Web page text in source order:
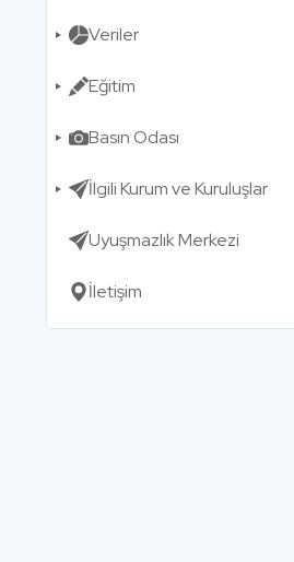
Veriler
Eğitim
Basın Odası
İlgili Kurum ve Kuruluşlar
Uyuşmazlık Merkezi
İletişim